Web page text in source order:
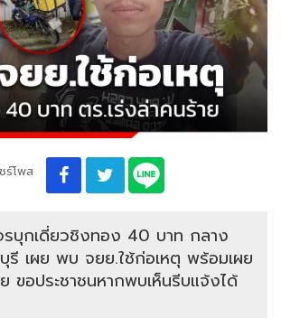
ร์โพส
จรบุกเดี่ยวชิงทอง 40 บาท กลาง
รี เผย พบ จยย.ใช้ก่อเหตุ พร้อมเผย
ขอประชาชนหากพบเห็นรีบแจ้งได้